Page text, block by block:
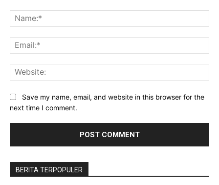
Save my name, email, and website in this browser for the
next time I comment.
BERITA TERPOPULER